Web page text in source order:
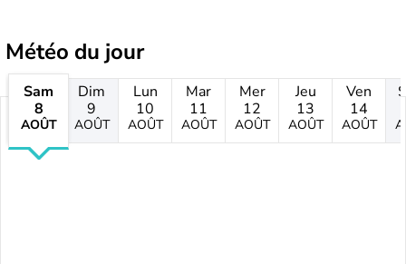
Météo du jour
Sam
8
AOÛT
Dim
9
AOÛT
Lun
10
AOÛT
Mar
11
AOÛT
Mer
12
AOÛT
Jeu
13
AOÛT
Ven
14
AOÛT